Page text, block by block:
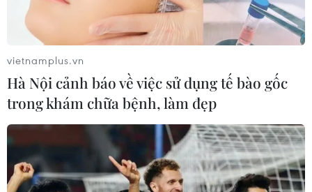
vietnamplus.vn
Hà Nội cảnh báo về việc sử dụng tế bào gốc
trong khám chữa bệnh, làm đẹp